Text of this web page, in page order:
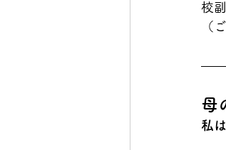
校
（
母
私